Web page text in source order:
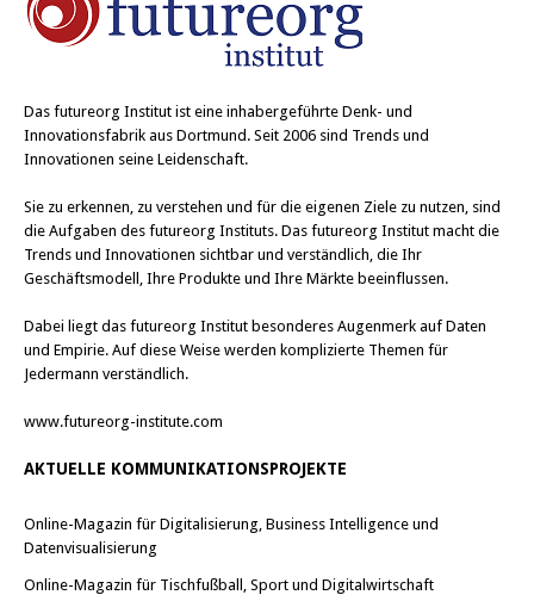
Das futureorg Institut ist eine inhabergeführte Denk- und
Innovationsfabrik aus Dortmund. Seit 2006 sind Trends und
Innovationen seine Leidenschaft.
Sie zu erkennen, zu verstehen und für die eigenen Ziele zu nutzen, sind
die Aufgaben des futureorg Instituts. Das futureorg Institut macht die
Trends und Innovationen sichtbar und verständlich, die Ihr
Geschäftsmodell, Ihre Produkte und Ihre Märkte beeinflussen.
Dabei liegt das futureorg Institut besonderes Augenmerk auf Daten
und Empirie. Auf diese Weise werden komplizierte Themen für
Jedermann verständlich.
www.futureorg-institute.com
AKTUELLE KOMMUNIKATIONSPROJEKTE
Online-Magazin für Digitalisierung, Business Intelligence und
Datenvisualisierung
Online-Magazin für Tischfußball, Sport und Digitalwirtschaft